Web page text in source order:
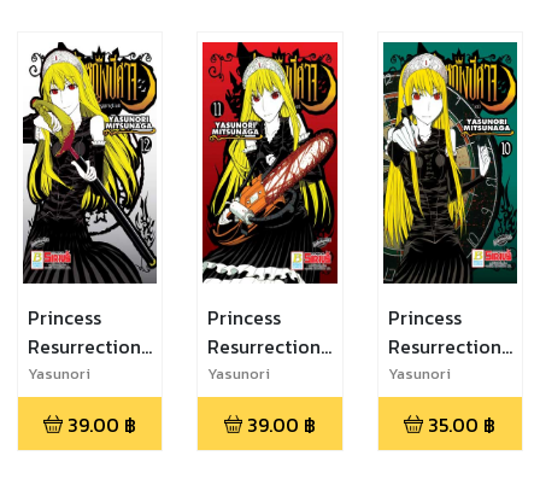
Princess
Resurrection
เจ้าหญิงปีศาจ
12
Yasunori
Mitsunaga
39.00 ฿
Princess
Resurrection
เจ้าหญิงปีศาจ
11
Yasunori
Mitsunaga
39.00 ฿
Princess
Resurrection
เจ้าหญิงปีศาจ
10
Yasunori
Mitsunaga
35.00 ฿